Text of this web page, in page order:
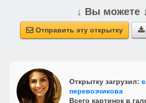
↓ Вы можете
 Отправить эту открытку 
Открытку загрузил:
перевозчикова
Всего картинок в